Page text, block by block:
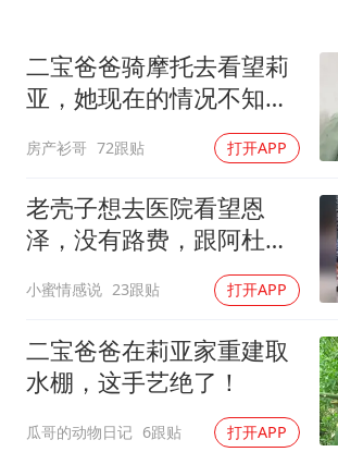
胡彦斌韩磊 谁帮谁
夯实基础开新局
二宝爸爸骑摩托去看望莉
亚，她现在的情况不知道
房产衫哥 72跟贴 打开APP
老壳子想去医院看望恩
泽，没有路费，跟阿杜要
小蜜情感说 23跟贴 打开APP
二宝爸爸在莉亚家重建取
水棚，这手艺绝了！
瓜哥的动物日记 6跟贴 打开APP